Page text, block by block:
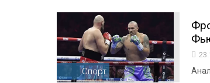
Спорт